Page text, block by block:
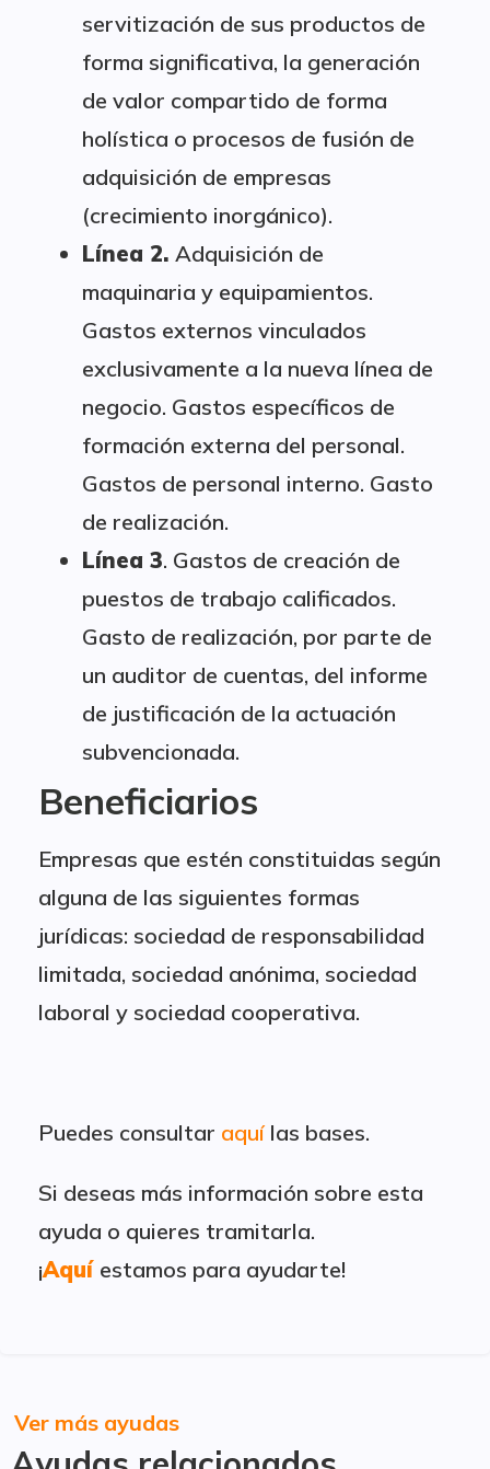
servitización de sus productos de
forma significativa, la generación
de valor compartido de forma
holística o procesos de fusión de
adquisición de empresas
(crecimiento inorgánico).
Línea 2. Adquisición de
maquinaria y equipamientos.
Gastos externos vinculados
exclusivamente a la nueva línea de
negocio. Gastos específicos de
formación externa del personal.
Gastos de personal interno. Gasto
de realización.
Línea 3. Gastos de creación de
puestos de trabajo calificados.
Gasto de realización, por parte de
un auditor de cuentas, del informe
de justificación de la actuación
subvencionada.
Beneficiarios
Empresas que estén constituidas según
alguna de las siguientes formas
jurídicas: sociedad de responsabilidad
limitada, sociedad anónima, sociedad
laboral y sociedad cooperativa.
Puedes consultar aquílas bases.
Si deseas más información sobre esta
ayuda o quieres tramitarla.
¡Aquí estamos para ayudarte!
Ver más ayudas